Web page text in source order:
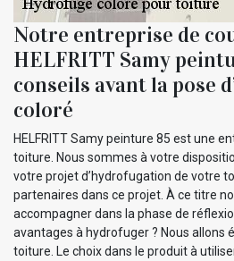
Notre entreprise de
HELFRITT Samy
conseils avant la pose
coloré
HELFRITT Samy peinture 85 est une
toiture. Nous sommes à votre
votre projet d’hydrofugation de votre
partenaires dans ce projet. À ce titre
accompagner dans la phase de
avantages à hydrofuger ? Nous allons
toiture. Le choix dans le produit à